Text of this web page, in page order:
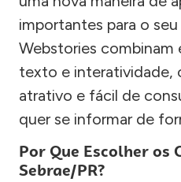
importantes para o
Webstories combinam
texto e interatividade,
atrativo e fácil de
quer se informar de
Por Que Escolher os
Sebrae/PR?